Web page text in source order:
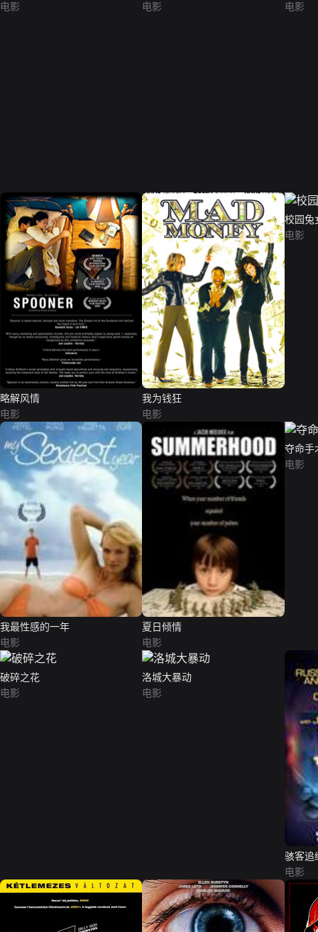
电影
电影
电影
略解风情
电影
我为钱狂
电影
校园兔
电影
我最性感的一年
电影
夏日倾情
电影
夺命手
电影
破碎之花
电影
洛城大暴动
电影
骇客追
电影